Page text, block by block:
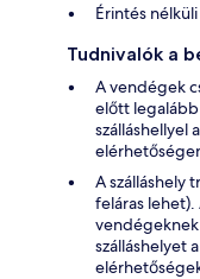
Érintés
Tudnivalók a
A vendégek
előtt legalább
szálláshellyel
A szálláshely
feláras
vendégeknek
szálláshelyet